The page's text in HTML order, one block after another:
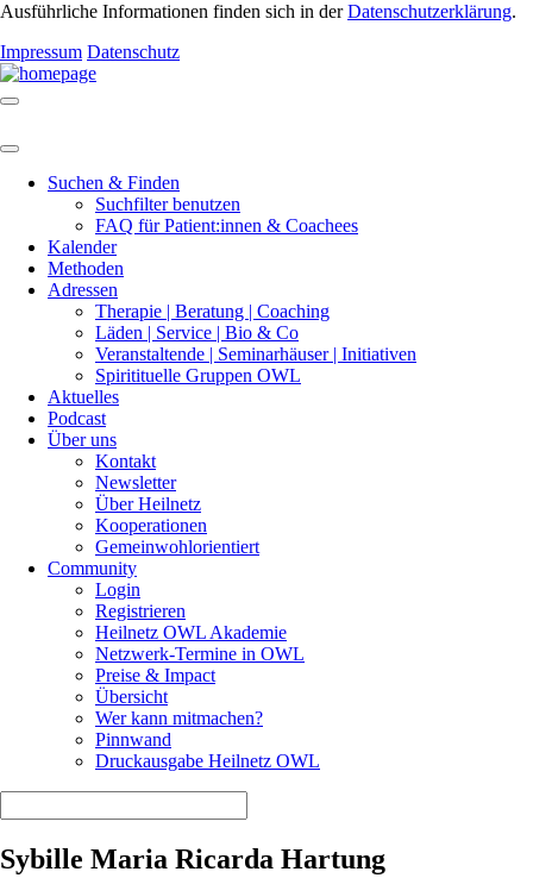
Ausführliche Informationen finden sich in derDatenschutzerklärung.
Impressum Datenschutz
Suchen & Finden
Suchfilter benutzen
FAQ für Patient:innen & Coachees
Kalender
Methoden
Adressen
Therapie | Beratung | Coaching
Läden | Service | Bio & Co
Veranstaltende | Seminarhäuser | Initiativen
Spiritituelle Gruppen OWL
Aktuelles
Podcast
Über uns
Kontakt
Newsletter
Über Heilnetz
Kooperationen
Gemeinwohlorientiert
Community
Login
Registrieren
Heilnetz OWL Akademie
Netzwerk-Termine in OWL
Preise & Impact
Übersicht
Wer kann mitmachen?
Pinnwand
Druckausgabe Heilnetz OWL
Sybille Maria Ricarda Hartung